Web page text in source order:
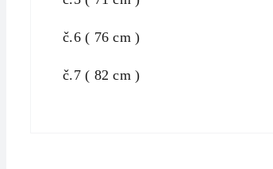
č.6 ( 76 cm )
č.7 ( 82 cm )